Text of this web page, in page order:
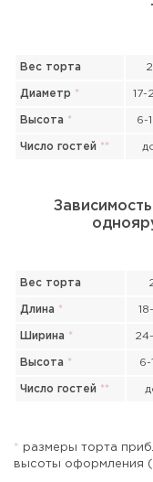
Вес торта
Диаметр * 17-
Высота * 6-
Число гостей **
Вес торта
Длина *
Ширина *
Высота * 6-
Число гостей **
*
размеры торта
высоты оформления